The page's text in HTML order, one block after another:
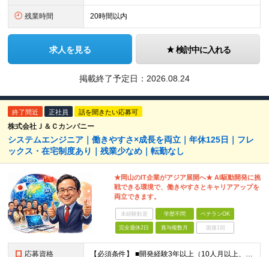
残業時間 20時間以内
求人を見る 検討中に入れる
掲載終了予定日： 2026.08.24
終了間近 正社員 話を聞きたい応募可
株式会社Ｊ＆Ｃカンパニー
システムエンジニア｜働きやすさ×成長を両立｜年休125日｜フレ
ックス・在宅制度あり｜残業少なめ｜転勤なし
★岡山のIT企業がアジア展開へ★ AI駆動開発に挑
戦できる環境で、働きやすさとキャリアアップを
両立できます。
未経験歓迎 学歴不問 ベテランOK
完全週休2日 賞与複数月 面接1回
応募資格 【必須条件】 ■開発経験3年以上（10人月以上、5名以上の体制での経験あり） ■要件定義～上流設計までの経験 ■Web系、フロントエンド、バックエンド共に開発経験あり ■フレームワーク、製品パッケージ